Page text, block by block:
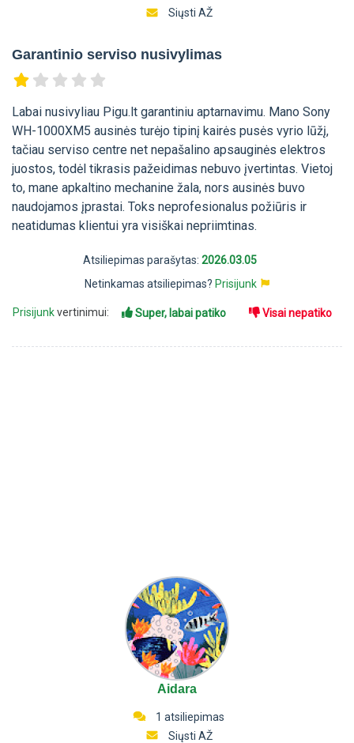
Siųsti AŽ
Garantinio serviso nusivylimas
Labai nusivyliau Pigu.lt garantiniu aptarnavimu. Mano Sony
WH-1000XM5 ausinės turėjo tipinį kairės pusės vyrio lūžį,
tačiau serviso centre net nepašalino apsauginės elektros
juostos, todėl tikrasis pažeidimas nebuvo įvertintas. Vietoj
to, mane apkaltino mechanine žala, nors ausinės buvo
naudojamos įprastai. Toks neprofesionalus požiūris ir
neatidumas klientui yra visiškai nepriimtinas.
Atsiliepimas parašytas: 2026.03.05
Netinkamas atsiliepimas? Prisijunk
Prisijunkvertinimui: Super, labai patiko Visai nepatiko
Aidara
1 atsiliepimas
Siųsti AŽ